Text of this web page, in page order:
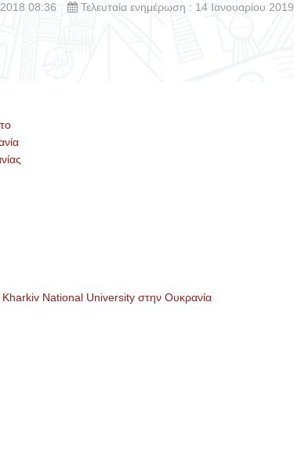
08:36
Τελευταία ενημέρωση : 14 Ιανουαρίου 2019
National University στην Ουκρανία